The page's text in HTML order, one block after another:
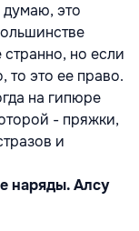
это
но если
то это ее право.
на гипюре
- пряжки,
и
наряды. Алсу